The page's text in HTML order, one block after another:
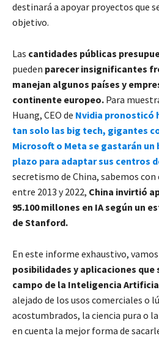
destinará a apoyar proyectos que
objetivo.
Las cantidades públicas
pueden parecer insignificantes
manejan algunos países y
continente europeo. Para
Huang, CEO de Nvidia pronosticó
tan solo las big tech, gigantes
Microsoft o Meta se gastarán
plazo para adaptar sus centros
secretismo de China, sabemos
entre 2013 y 2022, China invirtió
95.100 millones en IA según un
de Stanford.
En este informe exhaustivo,
posibilidades y aplicaciones que
campo de la Inteligencia
alejado de los usos comerciales o
acostumbrados, la ciencia pura o
en cuenta la mejor forma de